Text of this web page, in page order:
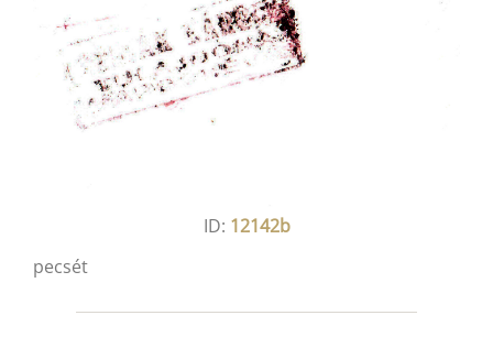
ID: 12142b
pecsét